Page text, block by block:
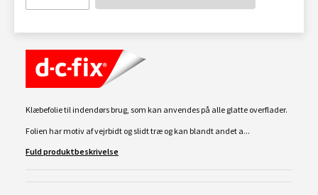
Klæbefolie til indendørs brug, som kan anvendes på alle glatte overflader.
Folien har motiv af vejrbidt og slidt træ og kan blandt andet a...
Fuld produktbeskrivelse